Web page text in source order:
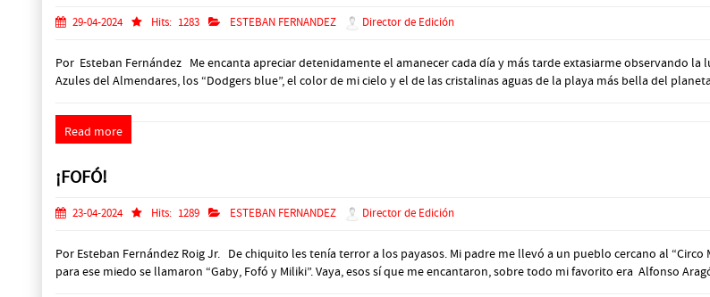
29-04-2024 Hits: 1283 ESTEBAN FERNANDEZ Director de Edición
Por Esteban Fernández Me encanta apreciar detenidamente el amanecer cada día y más tarde extasiarme observando la
Azules del Almendares, los “Dodgers blue”, el color de mi cielo y el de las cristalinas aguas de la playa más bella del
Read more
¡FOFÓ!
23-04-2024 Hits: 1289 ESTEBAN FERNANDEZ Director de Edición
Por Esteban Fernández Roig Jr. De chiquito les tenía terror a los payasos. Mi padre me llevó a un pueblo cercano al
para ese miedo se llamaron “Gaby, Fofó y Miliki”. Vaya, esos sí que me encantaron, sobre todo mi favorito era Alfonso